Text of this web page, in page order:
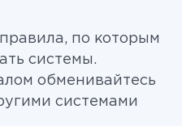
по которым
системы.
обменивайтесь
системами